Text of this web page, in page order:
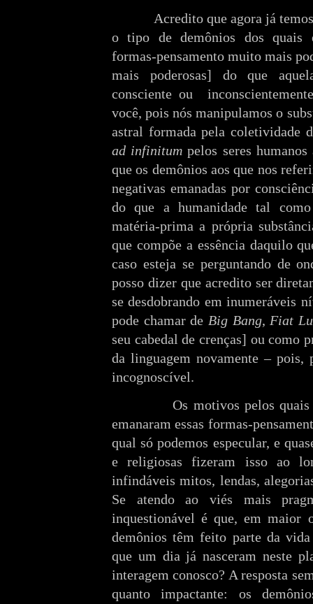
Acredito que agora já
o tipo de demônios dos quais
formas-pensamento muito mais
mais poderosas] do que
consciente ou
você, pois nós manipulamos o
astral formada pela coletividade
ad infinitum pelos seres
que os demônios aos que nos
negativas emanadas por
do que a humanidade tal
matéria-prima a própria
que compõe a essência daquilo
caso esteja se perguntando de
posso dizer que acredito ser
se desdobrando em inumeráveis
pode chamar de Big Bang, Fiat
seu cabedal de crenças] ou como
da linguagem novamente – pois,
incognoscível.
Os motivos pelos
emanaram essas formas-
qual só podemos especular, e
e religiosas fizeram isso ao
infindáveis mitos, lendas,
Se atendo ao viés mais
inquestionável é que, em maior
demônios têm feito parte da vida
que um dia já nasceram neste
interagem conosco? A resposta
quanto impactante: os